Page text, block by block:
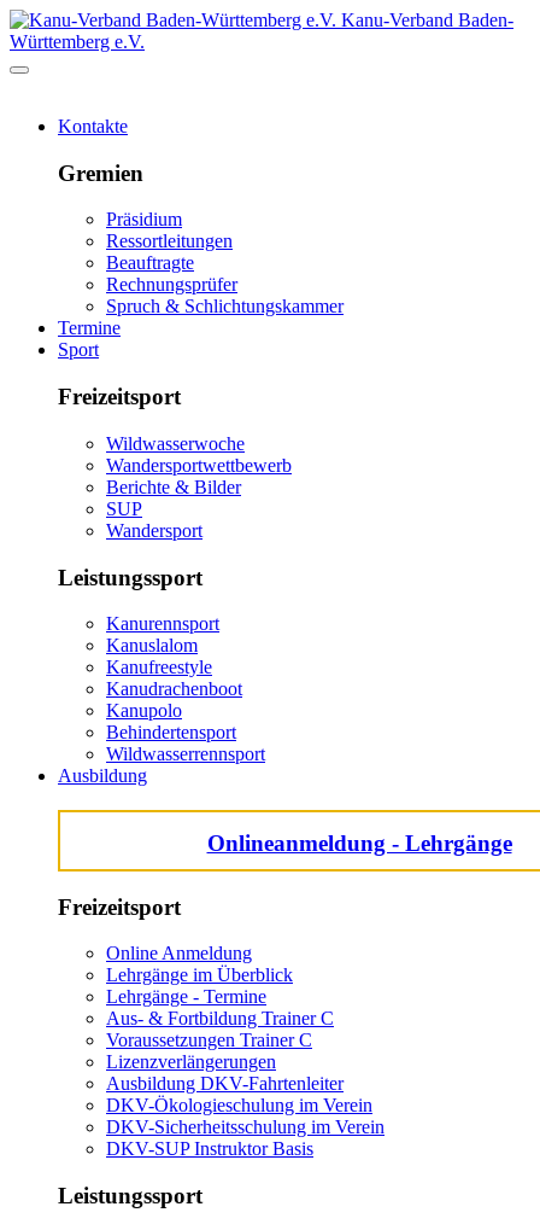
Kanu-Verband Baden-
Württemberg e.V.
Kontakte
Gremien
Präsidium
Ressortleitungen
Beauftragte
Rechnungsprüfer
Spruch & Schlichtungskammer
Termine
Sport
Freizeitsport
Wildwasserwoche
Wandersportwettbewerb
Berichte & Bilder
SUP
Wandersport
Leistungssport
Kanurennsport
Kanuslalom
Kanufreestyle
Kanudrachenboot
Kanupolo
Behindertensport
Wildwasserrennsport
Ausbildung
Onlineanmeldung - Lehrgänge
Freizeitsport
Online Anmeldung
Lehrgänge im Überblick
Lehrgänge - Termine
Aus- & Fortbildung Trainer C
Voraussetzungen Trainer C
Lizenzverlängerungen
Ausbildung DKV-Fahrtenleiter
DKV-Ökologieschulung im Verein
DKV-Sicherheitsschulung im Verein
DKV-SUP Instruktor Basis
Leistungssport